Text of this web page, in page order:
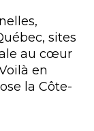
sites
au cœur
en
la Côte-